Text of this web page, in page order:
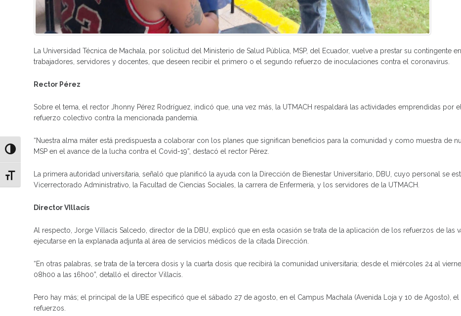
Alternar alto contraste
Alternar tamaño de letra
La Universidad Técnica de Machala, por solicitud del Ministerio de Salud Pública, MSP, del Ecuador, vuelve a prestar su contingente
trabajadores, servidores y docentes, que deseen recibir el primero o el segundo refuerzo de inoculaciones contra el coronavirus.
Rector Pérez
Sobre el tema, el rector Jhonny Pérez Rodríguez, indicó que, una vez más, la UTMACH respaldará las actividades emprendidas por
refuerzo colectivo contra la mencionada pandemia.
“Nuestra alma máter está predispuesta a colaborar con los planes que significan beneficios para la comunidad y como muestra de
MSP en el avance de la lucha contra el Covid-19”, destacó el rector Pérez.
La primera autoridad universitaria, señaló que planificó la ayuda con la Dirección de Bienestar Universitario, DBU, cuyo personal se
Vicerrectorado Administrativo, la Facultad de Ciencias Sociales, la carrera de Enfermería, y los servidores de la UTMACH.
Director VIllacís
Al respecto, Jorge Villacís Salcedo, director de la DBU, explicó que en esta ocasión se trata de la aplicación de los refuerzos de las
ejecutarse en la explanada adjunta al área de servicios médicos de la citada Dirección.
“En otras palabras, se trata de la tercera dosis y la cuarta dosis que recibirá la comunidad universitaria; desde el miércoles 24 al
08h00 a las 16h00”, detalló el director Villacís.
Pero hay más; el principal de la UBE especificó que el sábado 27 de agosto, en el Campus Machala (Avenida Loja y 10 de Agosto),
refuerzos.